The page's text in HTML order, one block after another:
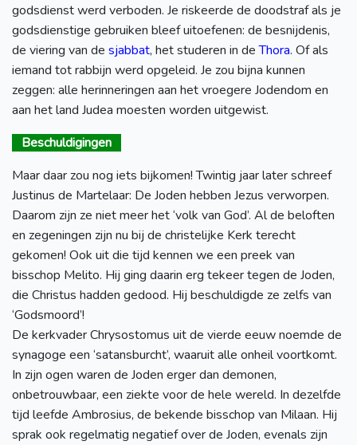
godsdienst werd verboden. Je riskeerde de doodstraf als je
godsdienstige gebruiken bleef uitoefenen: de besnijdenis,
de viering van de sjabbat, het studeren in deThora. Of als
iemand tot rabbijn werd opgeleid. Je zou bijna kunnen
zeggen: alle herinneringen aan het vroegere Jodendom en
aan het land Judea moesten worden uitgewist.
Beschuldigingen
Maar daar zou nog iets bijkomen! Twintig jaar later schreef
Justinus de Martelaar: De Joden hebben Jezus verworpen.
Daarom zijn ze niet meer het ‘volk van God’. Al de beloften
en zegeningen zijn nu bij de christelijke Kerk terecht
gekomen! Ook uit die tijd kennen we een preek van
bisschop Melito. Hij ging daarin erg tekeer tegen de Joden,
die Christus hadden gedood. Hij beschuldigde ze zelfs van
‘Godsmoord’!
De kerkvader Chrysostomus uit de vierde eeuw noemde de
synagoge een ‘satansburcht’, waaruit alle onheil voortkomt.
In zijn ogen waren de Joden erger dan demonen,
onbetrouwbaar, een ziekte voor de hele wereld. In dezelfde
tijd leefde Ambrosius, de bekende bisschop van Milaan. Hij
sprak ook regelmatig negatief over de Joden, evenals zijn